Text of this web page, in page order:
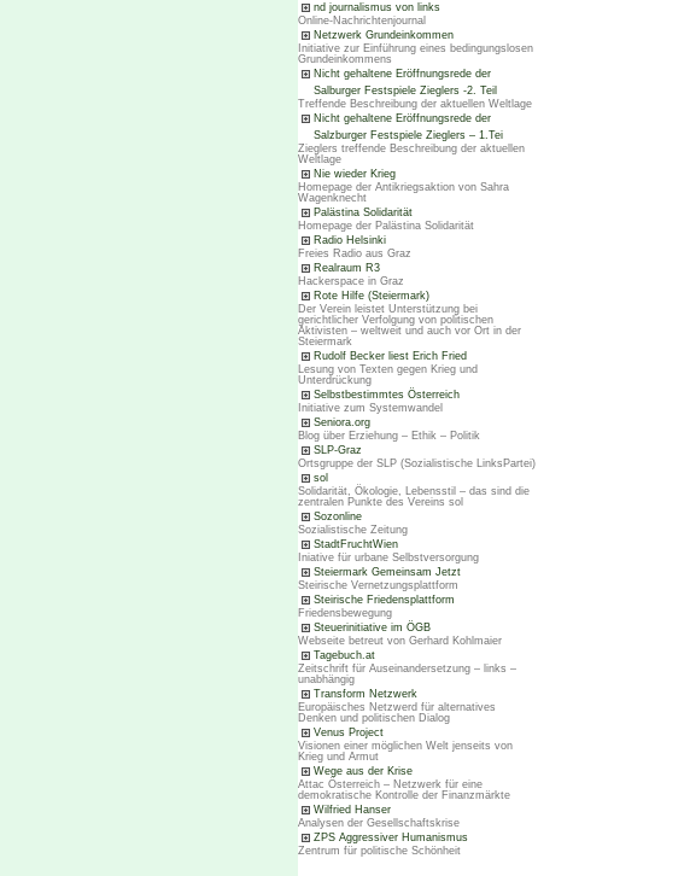
nd journalismus von links
Online-Nachrichtenjournal
Netzwerk Grundeinkommen
Initiative zur Einführung eines bedingungslosen
Grundeinkommens
Nicht gehaltene Eröffnungsrede der
Salburger Festspiele Zieglers -2. Teil
Treffende Beschreibung der aktuellen Weltlage
Nicht gehaltene Eröffnungsrede der
Salzburger Festspiele Zieglers – 1.Tei
Zieglers treffende Beschreibung der aktuellen
Weltlage
Nie wieder Krieg
Homepage der Antikriegsaktion von Sahra
Wagenknecht
Palästina Solidarität
Homepage der Palästina Solidarität
Radio Helsinki
Freies Radio aus Graz
Realraum R3
Hackerspace in Graz
Rote Hilfe (Steiermark)
Der Verein leistet Unterstützung bei
gerichtlicher Verfolgung von politischen
Aktivisten – weltweit und auch vor Ort in der
Steiermark
Rudolf Becker liest Erich Fried
Lesung von Texten gegen Krieg und
Unterdrückung
Selbstbestimmtes Österreich
Initiative zum Systemwandel
Seniora.org
Blog über Erziehung – Ethik – Politik
SLP-Graz
Ortsgruppe der SLP (Sozialistische LinksPartei)
sol
Solidarität, Ökologie, Lebensstil – das sind die
zentralen Punkte des Vereins sol
Sozonline
Sozialistische Zeitung
StadtFruchtWien
Iniative für urbane Selbstversorgung
Steiermark Gemeinsam Jetzt
Steirische Vernetzungsplattform
Steirische Friedensplattform
Friedensbewegung
Steuerinitiative im ÖGB
Webseite betreut von Gerhard Kohlmaier
Tagebuch.at
Zeitschrift für Auseinandersetzung – links –
unabhängig
Transform Netzwerk
Europäisches Netzwerd für alternatives
Denken und politischen Dialog
Venus Project
Visionen einer möglichen Welt jenseits von
Krieg und Armut
Wege aus der Krise
Attac Österreich – Netzwerk für eine
demokratische Kontrolle der Finanzmärkte
Wilfried Hanser
Analysen der Gesellschaftskrise
ZPS Aggressiver Humanismus
Zentrum für politische Schönheit